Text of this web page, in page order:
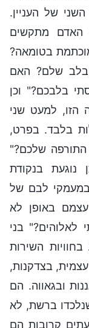
של העניין.
האדם מתקשים
בטומאה?
שלם? האם
בלבכם?" וכן
הזו, למעט שני
בלבד. בפרט,
התורפה שלכם?"
בנקודת
במעמקי לבם של
באופן לא
בני
השירות
בצדקנות,
ובגאווה. הם
ברשת, לא
קרובות הם